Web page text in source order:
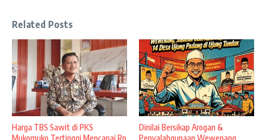
Related Posts
Harga TBS Sawit di PKS
Dinilai Bersikap Arogan &